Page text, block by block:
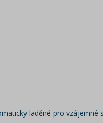
laděné pro vzájemné